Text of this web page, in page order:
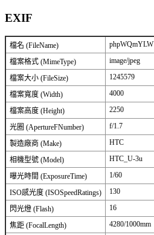
EXIF
檔名 (FileName) phpWQmYLW
檔案格式 (MimeType) image/jpeg
檔案大小 (FileSize) 1245579
檔案寬度 (Width) 4000
檔案高度 (Height) 2250
光圈 (ApertureFNumber) f/1.7
製造廠商 (Make) HTC
相機型號 (Model) HTC_U-3u
曝光時間 (ExposureTime) 1/60
ISO感光度 (ISOSpeedRatings) 130
閃光燈 (Flash) 16
焦距 (FocalLength) 4280/1000mm